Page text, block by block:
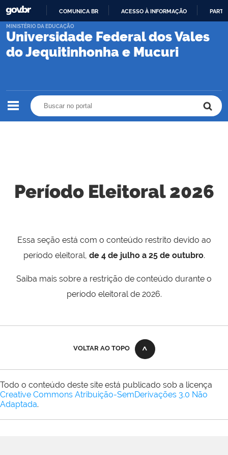
PARA
CONTEÚDO
COMUNICA BR ACESSO À INFORMAÇÃO
Universidade Federal dos Vales
do Jequitinhonha e Mucuri
MINISTÉRIO DA EDUCAÇÃO
Período Eleitoral 2026
Essa seção está com o conteúdo restrito devido ao
período eleitoral, de 4 de julho a 25 de outubro.
Saiba mais sobre a restrição de conteúdo durante o
período eleitoral de 2026.
VOLTAR AO TOPO
Todo o conteúdo deste site está publicado sob a licença
Creative Commons Atribuição-SemDerivações 3.0 Não
Adaptada.